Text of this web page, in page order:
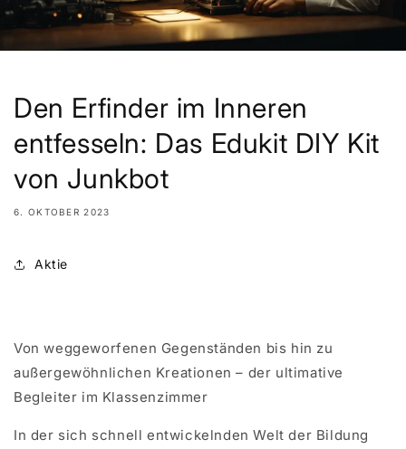
Den Erfinder im Inneren
entfesseln: Das Edukit DIY Kit
von Junkbot
6. OKTOBER 2023
Aktie
Von weggeworfenen Gegenständen bis hin zu
außergewöhnlichen Kreationen – der ultimative
Begleiter im Klassenzimmer
In der sich schnell entwickelnden Welt der Bildung